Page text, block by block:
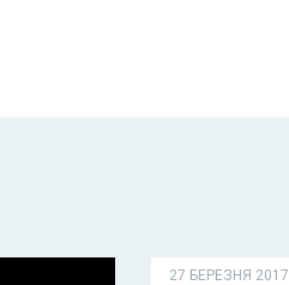
27 БЕРЕЗНЯ 2017